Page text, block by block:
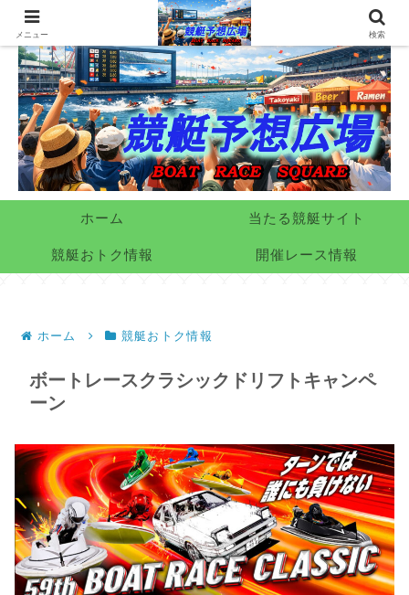
ホーム 当たる競艇サイト
競艇おトク情報 開催レース情報
ホーム 競艇おトク情報
ボートレースクラシックドリフトキャンペ
ーン
メニュー 検索